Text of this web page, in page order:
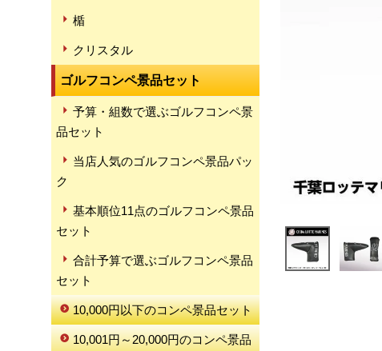
楯
クリスタル
ゴルフコンペ景品セット
予算・組数で選ぶゴルフコンペ景
品セット
当店人気のゴルフコンペ景品パッ
ク
基本順位11点のゴルフコンペ景品
セット
合計予算で選ぶゴルフコンペ景品
セット
10,000円以下のコンペ景品セット
10,001円～20,000円のコンペ景品